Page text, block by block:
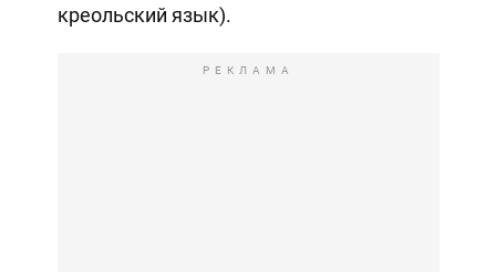
креольский язык).
РЕКЛАМА